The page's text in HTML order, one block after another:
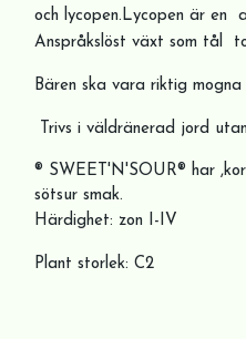
och lycopen.Lycopen är en
Anspråkslöst växt som tål
Bären ska vara riktig
Trivs i väldränerad jord
® SWEET'N'SOUR® har
sötsur smak.
Härdighet: zon I-IV
Plant storlek: C2